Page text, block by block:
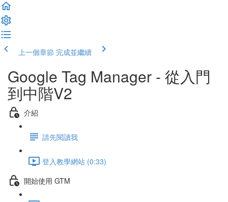
上一個章節 完成並繼續
Google Tag Manager - 從入門
到中階V2
介紹
請先閱讀我
登入教學網站 (0:33)
開始使用 GTM